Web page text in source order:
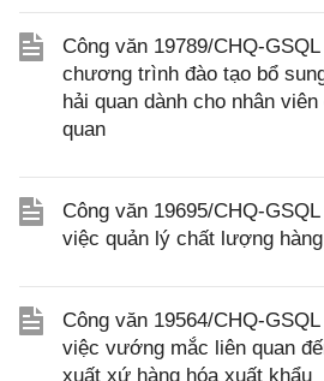
Công văn 19789/CHQ-
chương trình đào tạo bổ
hải quan dành cho nhân
quan
Công văn 19695/CHQ-
việc quản lý chất lượng
Công văn 19564/CHQ-
việc vướng mắc liên quan
xuất xứ hàng hóa xuất khẩu